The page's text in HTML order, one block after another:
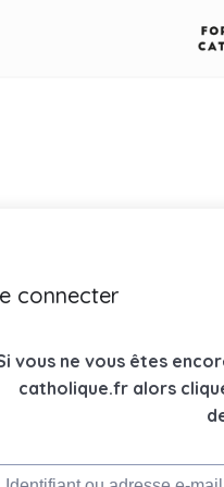
connecter
vous ne vous êtes
catholique.fr alors